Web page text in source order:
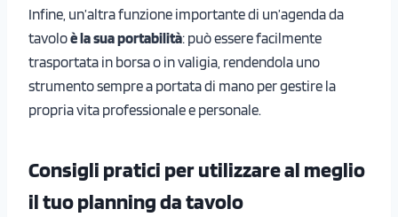
Infine, un’altra funzione importante di un’agenda da
tavoloè la sua portabilità: può essere facilmente
trasportata in borsa o in valigia, rendendola uno
strumento sempre a portata di mano per gestire la
propria vita professionale e personale.
Consigli pratici per utilizzare al meglio
il tuo planning da tavolo